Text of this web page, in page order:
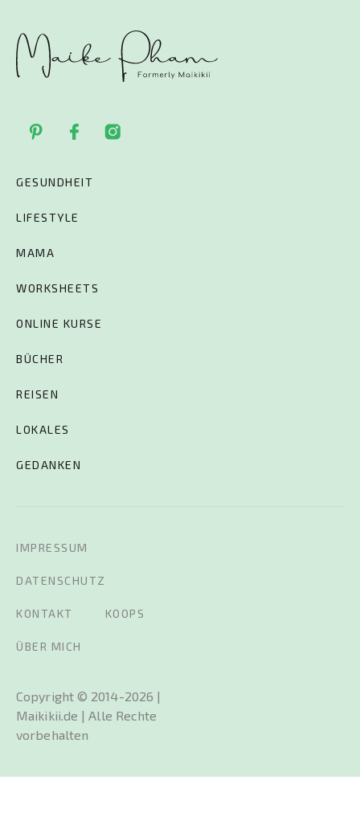
GESUNDHEIT
LIFESTYLE
MAMA
WORKSHEETS
ONLINE KURSE
BÜCHER
REISEN
LOKALES
GEDANKEN
Copyright © 2014-2026 |
Maikikii.de | Alle Rechte
vorbehalten
IMPRESSUM
DATENSCHUTZ
KONTAKT KOOPS
ÜBER MICH